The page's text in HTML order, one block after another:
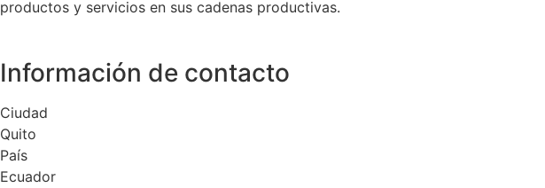
productos y servicios en sus cadenas productivas.
Información de contacto
Ciudad
Quito
País
Ecuador